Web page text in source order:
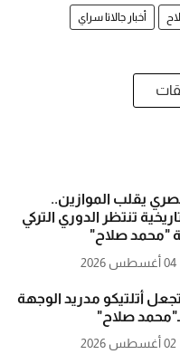
أخبار جالاتا سراي
يقلب الموازين..
تنتظر الدوري التركي
"محمد صلاح"
04 أغسطس 2026
أتلتيكو مدريد الوجهة
صلاح"
02 أغسطس 2026